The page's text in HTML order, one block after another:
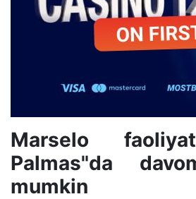
Marselo
Palmas"da
mumkin